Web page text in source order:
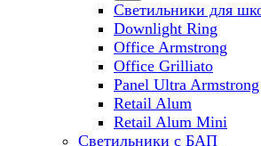
Светильники для
Downlight Ring
Office Armstrong
Office Grilliato
Panel Ultra Armstrong
Retail Alum
Retail Alum Mini
Светильники с БАП